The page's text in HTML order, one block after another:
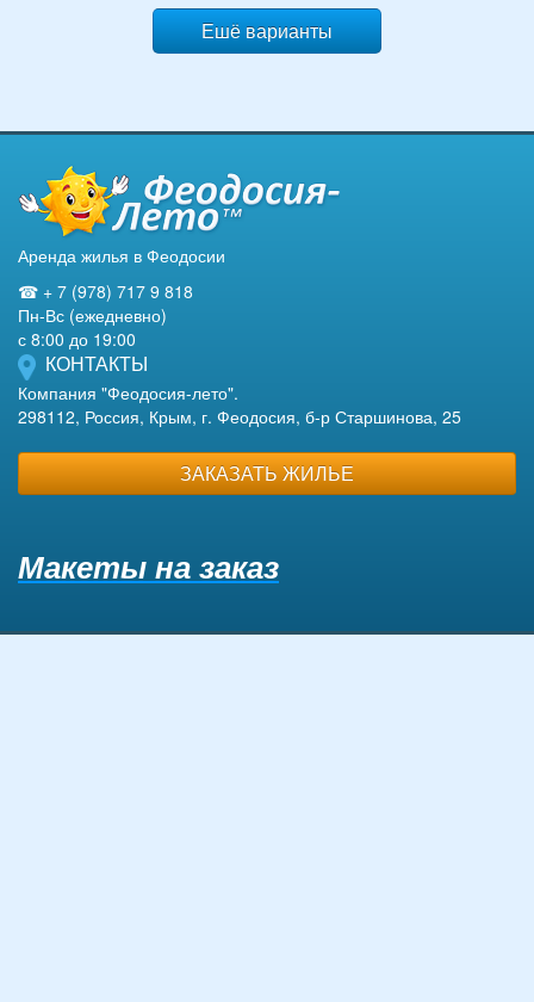
Ешё варианты
Аренда жилья в Феодосии
☎ + 7 (978) 717 9 818
Пн-Вс (ежедневно)
с 8:00 до 19:00
КОНТАКТЫ
Компания "Феодосия-лето".
298112, Россия, Крым, г. Феодосия, б-р Старшинова, 25
ЗАКАЗАТЬ ЖИЛЬЕ
Макеты на заказ